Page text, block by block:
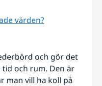
värden?
och gör det
och rum. Den är
man vill ha koll på